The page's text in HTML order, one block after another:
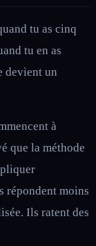
tu as cinq
tu en as
devient un
à
que la méthode
répondent moins
Ils ratent des